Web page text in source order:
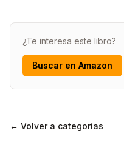
¿Te interesa este libro?
Buscar en Amazon
← Volver a categorías